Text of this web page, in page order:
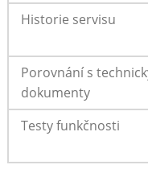
Historie servisu
Porovnání s
dokumenty
Testy funkčnosti